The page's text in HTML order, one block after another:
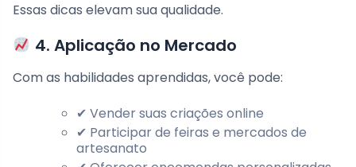
Essas dicas elevam sua qualidade.
4. Aplicação no Mercado
Com as habilidades aprendidas, você pode:
✔ Vender suas criações online
✔ Participar de feiras e mercados de
artesanato